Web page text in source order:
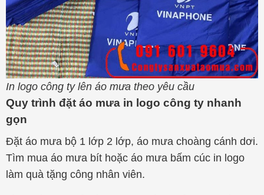
In logo công ty lên áo mưa theo yêu cầu
Quy trình đặt áo mưa in logo công ty nhanh
gọn
Đặt áo mưa bộ 1 lớp 2 lớp, áo mưa choàng cánh dơi.
Tìm mua áo mưa bít hoặc áo mưa bấm cúc in logo
làm quà tặng công nhân viên.